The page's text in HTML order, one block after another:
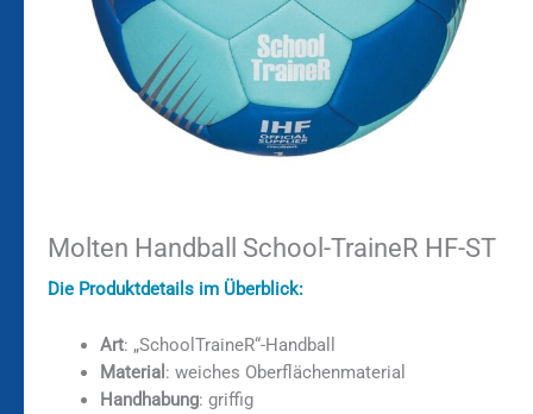
Molten Handball School-TraineR HF-ST
Die Produktdetails im Überblick:
Art: „SchoolTraineR“-Handball
Material : weiches Oberflächenmaterial
Handhabung: griffig